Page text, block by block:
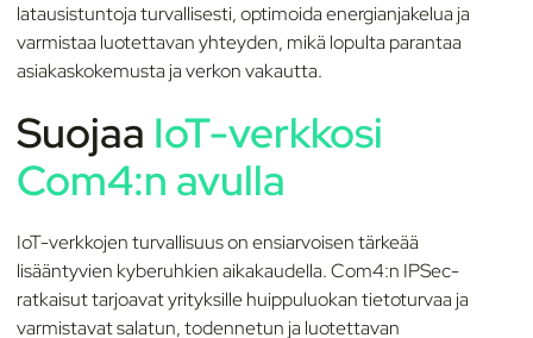
latausistuntoja turvallisesti, optimoida energianjakelua ja
varmistaa luotettavan yhteyden, mikä lopulta parantaa
asiakaskokemusta ja verkon vakautta.
Suojaa IoT-verkkosi
Com4:n avulla
IoT-verkkojen turvallisuus on ensiarvoisen tärkeää
lisääntyvien kyberuhkien aikakaudella. Com4:n IPSec-
ratkaisut tarjoavat yrityksille huippuluokan tietoturvaa ja
varmistavat salatun, todennetun ja luotettavan